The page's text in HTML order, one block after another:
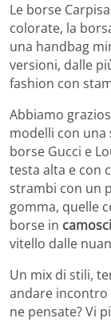
Le borse
colorate, la
una handbag
versioni, dalle
fashion con
Abbiamo
modelli con una
borse Gucci e
testa alta e con
strambi con un
gomma, quelle
borse in
vitello dalle
Un mix di stili,
andare incontro
ne pensate? Vi